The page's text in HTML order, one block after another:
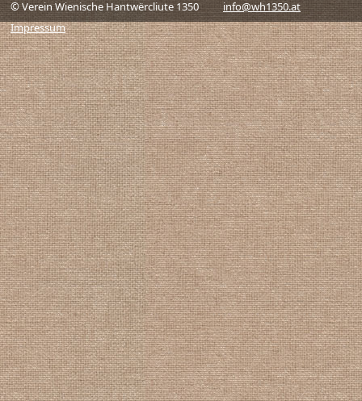
© Verein Wienische Hantwërcliute 1350
info@wh1350.at
Impressum